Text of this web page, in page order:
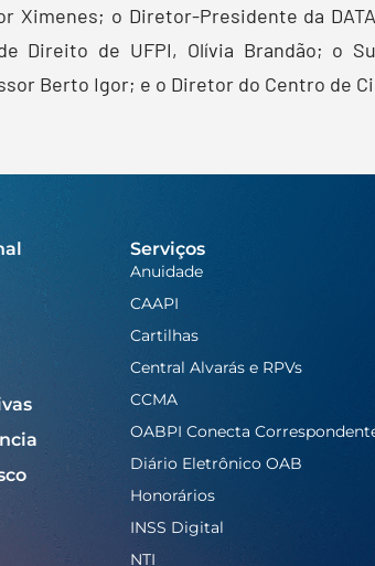
Ximenes; o Diretor-Presidente da
Direito de UFPI, Olívia Brandão; o
Berto Igor; e o Diretor do Centro de
Serviços
Anuidade
CAAPI
Cartilhas
Central Alvarás e RPVs
CCMA
OABPI Conecta
Diário Eletrônico OAB
Honorários
INSS Digital
NTI